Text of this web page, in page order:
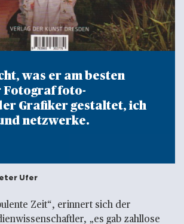
was er am besten
Fotograf foto-
Grafiker gestaltet, ich
netzwerke.
Ufer
Zeit“, erinnert sich der
„es gab zahllose